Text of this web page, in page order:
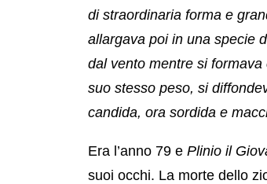
di straordinaria forma e
allargava poi in una specie
dal vento mentre si
suo stesso peso, si
candida, ora sordida e
Era l’anno 79 e Plinio il
suoi occhi. La morte dello